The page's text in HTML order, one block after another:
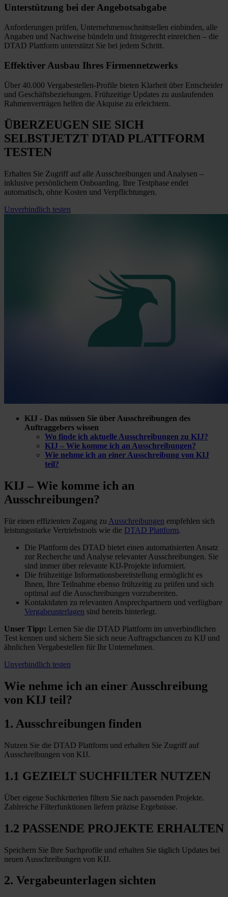
Unterstützung bei der Angebotsabgabe
Anforderungen prüfen, Unternehmensschnittstellen einbinden, alle
Angaben und Nachweise bündeln und fristgerecht einreichen – die
DTAD Plattform unterstützt Sie bei jedem Schritt.
Effektiver Ausbau Ihres Firmennetzwerks
Über 40.000 Vergabestellen-Profile bieten Klarheit über Entscheider
und Geschäftsbeziehungen. Frühzeitige Updates zu auslaufenden
Rahmenverträgen helfen die Akquise zu erleichtern.
ÜBERZEUGEN SIE SICH
SELBSTJETZT DTAD PLATTFORM
TESTEN
Erhalten Sie Zugriff auf alle Ausschreibungen und Analysen –
inklusive persönlichem Onboarding. Ihre Testphase endet
automatisch, ohne Kosten und Verpflichtungen.
Unverbindlich testen
KIJ - Das müssen Sie über Ausschreibungen des
Auftraggebers wissen
Wo finde ich aktuelle Ausschreibungen zu KIJ?
KIJ – Wie komme ich an Ausschreibungen?
Wie nehme ich an einer Ausschreibung von KIJ
teil?
KIJ – Wie komme ich an
Ausschreibungen?
Für einen effizienten Zugang zu Ausschreibungen empfehlen sich
leistungsstarke Vertriebstools wie die DTAD Plattform.
Die Plattform des DTAD bietet einen automatisierten Ansatz
zur Recherche und Analyse relevanter Ausschreibungen. Sie
sind immer über relevante KIJ-Projekte informiert.
Die frühzeitige Informationsbereitstellung ermöglicht es
Ihnen, Ihre Teilnahme ebenso frühzeitig zu prüfen und sich
optimal auf die Ausschreibungen vorzubereiten.
Kontaktdaten zu relevanten Ansprechpartnern und verfügbare
Vergabeunterlagen sind bereits hinterlegt.
Unser Tipp: Lernen Sie die DTAD Plattform im unverbindlichen
Test kennen und sichern Sie sich neue Auftragschancen zu KIJ und
ähnlichen Vergabestellen für Ihr Unternehmen.
Unverbindlich testen
Wie nehme ich an einer Ausschreibung
von KIJ teil?
1. Ausschreibungen finden
Nutzen Sie die DTAD Plattform und erhalten Sie Zugriff auf
Ausschreibungen von KIJ.
1.1 GEZIELT SUCHFILTER NUTZEN
Über eigene Suchkriterien filtern Sie nach passenden Projekte.
Zahlreiche Filterfunktionen liefern präzise Ergebnisse.
1.2 PASSENDE PROJEKTE ERHALTEN
Speichern Sie Ihre Suchprofile und erhalten Sie täglich Updates bei
neuen Ausschreibungen von KIJ.
2. Vergabeunterlagen sichten